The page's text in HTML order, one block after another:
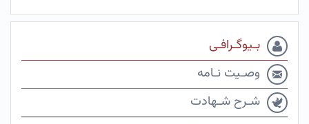
بـیوگـرافـی
وصـیت نـامه
شـرح شـهادت